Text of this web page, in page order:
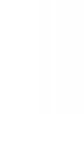
PAPIEROVÁ
KOZMETIKA-